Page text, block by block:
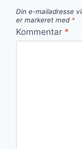
Din e-mailadresse
er markeret med *
Kommentar *